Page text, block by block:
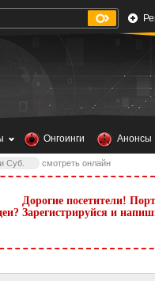
Онгоинги Анонсы
Cуб. смотреть онлайн
Дорогие посетители!
Зарегистрируйся и